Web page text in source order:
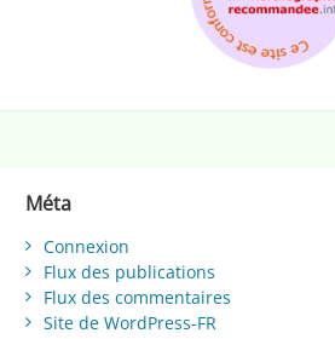
Méta
Connexion
Flux des publications
Flux des commentaires
Site de WordPress-FR